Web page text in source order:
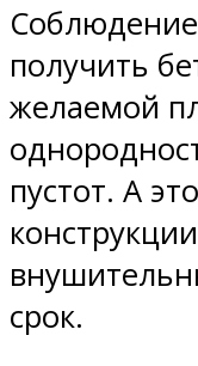
получить
желаемой
пустот. А
срок.